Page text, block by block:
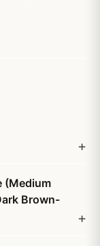
(Medium
Brown-